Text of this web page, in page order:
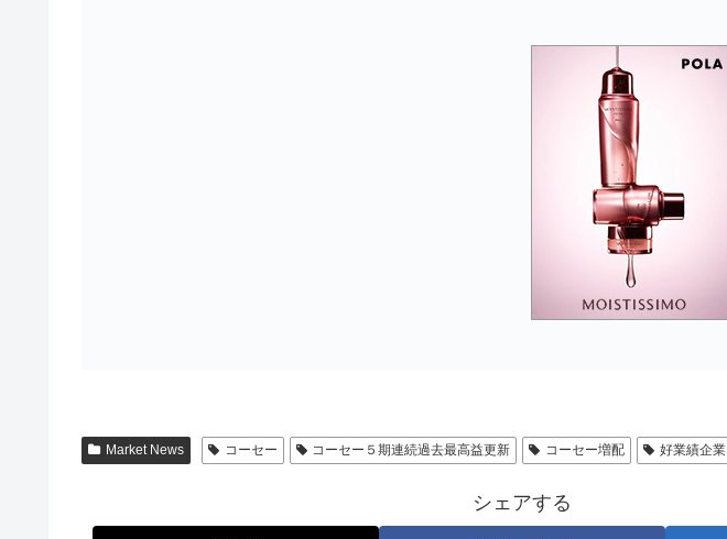
Market News コーセー コーセー５期連続過去最高益更新 コーセー増配 好業績企業
シェアする